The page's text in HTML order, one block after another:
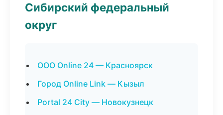
Сибирский федеральный
округ
ООО Online 24 — Красноярск
Город Online Link — Кызыл
Portal 24 City — Новокузнецк